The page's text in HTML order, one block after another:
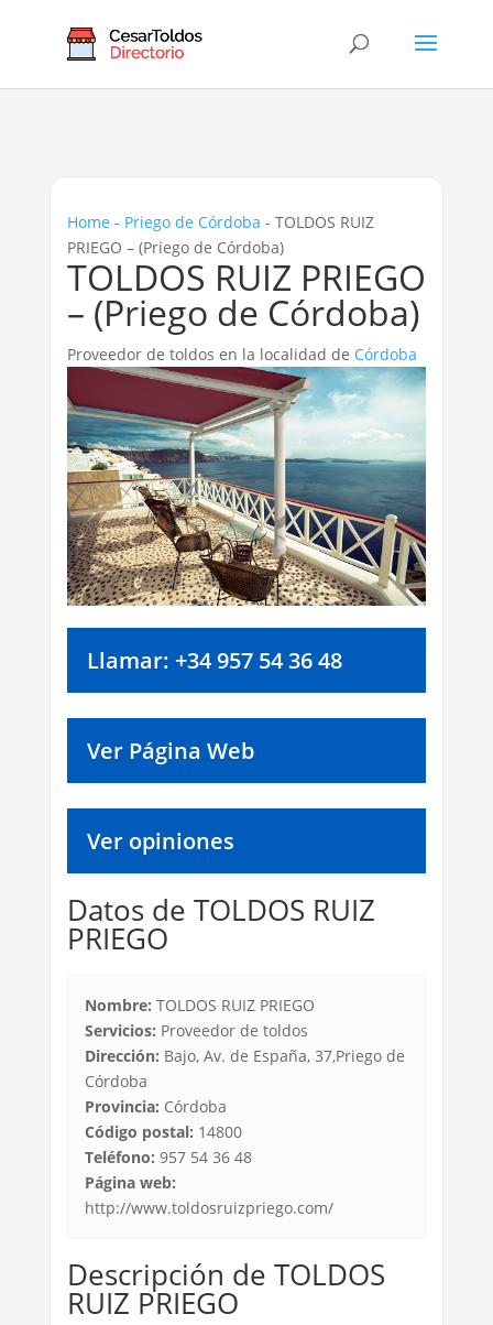
Home - Priego de Córdoba - TOLDOS RUIZ
PRIEGO – (Priego de Córdoba)
TOLDOS RUIZ PRIEGO
– (Priego de Córdoba)
Proveedor de toldos en la localidad de Córdoba
Llamar: +34 957 54 36 48
Ver Página Web
Ver opiniones
Datos de TOLDOS RUIZ
PRIEGO
Nombre: TOLDOS RUIZ PRIEGO
Servicios: Proveedor de toldos
Dirección: Bajo, Av. de España, 37,Priego de
Córdoba
Provincia: Córdoba
Código postal: 14800
Teléfono: 957 54 36 48
Página web:
http://www.toldosruizpriego.com/
Descripción de TOLDOS
RUIZ PRIEGO